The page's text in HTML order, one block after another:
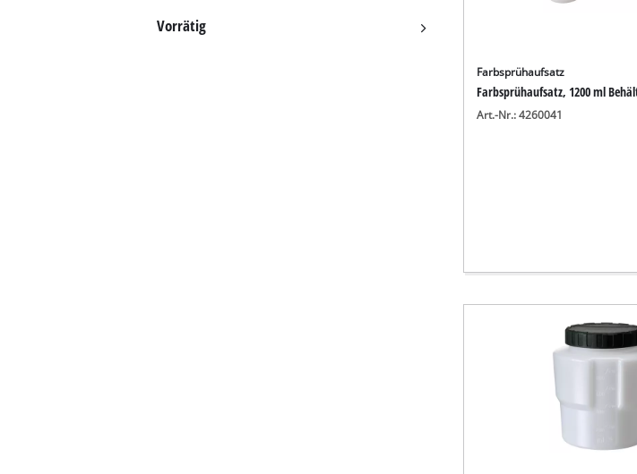
Vorrätig
Farbsprühaufsatz
Farbsprühaufsatz, 1200 ml
Art.-Nr.: 4260041